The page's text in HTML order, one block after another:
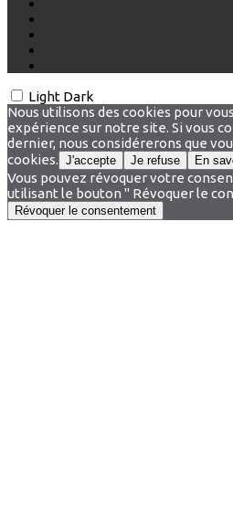
Light Dark
Nous utilisons des cookies pour
expérience sur notre site. Si vous
dernier, nous considérerons que
cookies. J'accepte Je refuse En
Vous pouvez révoquer votre
utilisant le bouton " Révoquer le
Révoquer le consentement